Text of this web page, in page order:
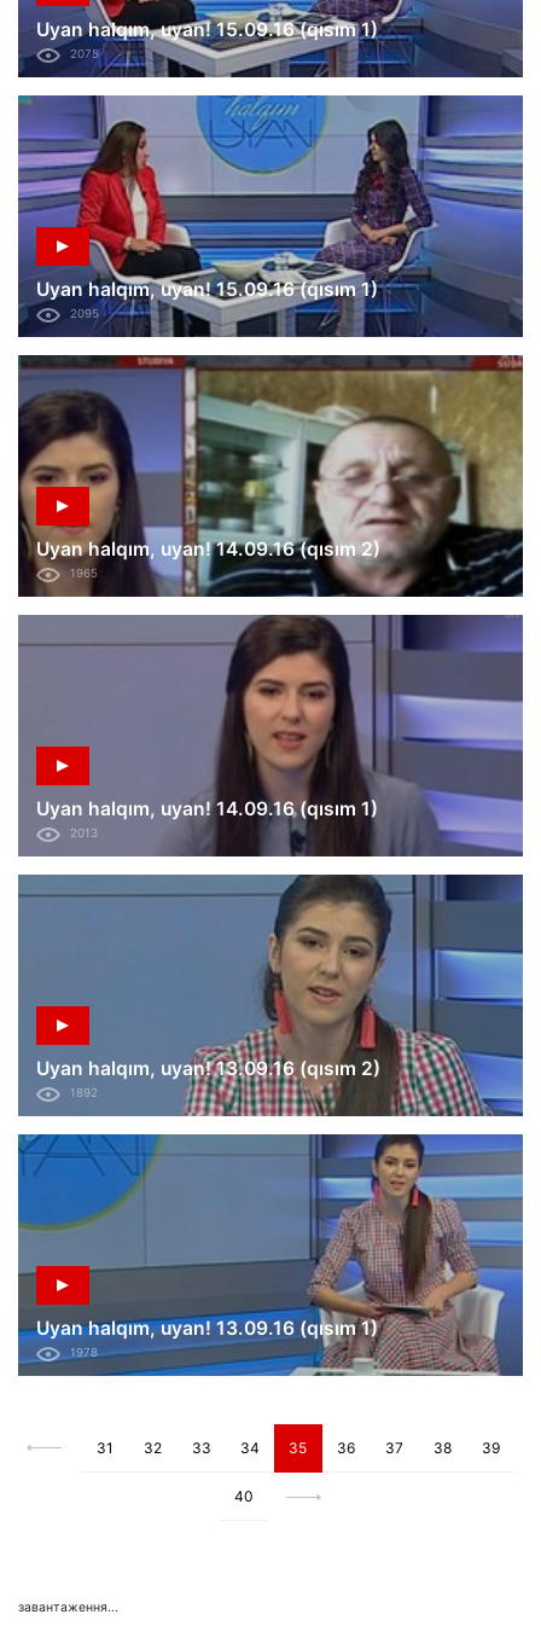
Uyan halqım, uyan! 15.09.16 (qısım 1)
2075
Uyan halqım, uyan! 15.09.16 (qısım 1)
2095
Uyan halqım, uyan! 14.09.16 (qısım 2)
1965
Uyan halqım, uyan! 14.09.16 (qısım 1)
2013
Uyan halqım, uyan! 13.09.16 (qısım 2)
1892
Uyan halqım, uyan! 13.09.16 (qısım 1)
1978
31 32 33 34 35 36 37 38 39
40
завантаження...